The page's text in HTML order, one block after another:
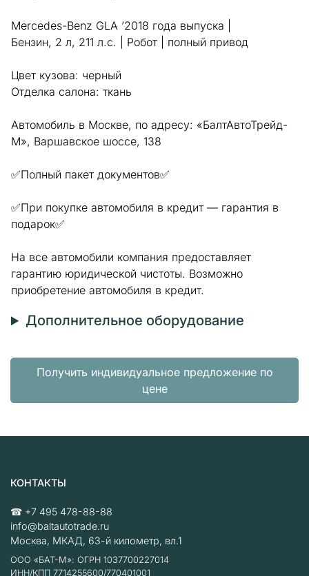
Mercedes-Benz GLA ’2018 года выпуска |
Бензин, 2 л, 211 л.с. | Робот | полный привод
Цвет кузова: черный
Отделка салона: ткань
Автомобиль в Москве, по адресу: «БалтАвтоТрейд-
М», Варшавское шоссе, 138
✅Полный пакет документов✅
✅При покупке автомобиля в кредит — гарантия в
подарок✅
На все автомобили компания предоставляет
гарантию юридической чистоты. Возможно
приобретение автомобиля в кредит.
Дополнительное оборудование
Получить индивидуальное предложение по
цене
КОНТАКТЫ
☎ +7 495 478-88-88
info@baltautotrade.ru
Москва, МКАД, 63-й километр, вл.1
ООО «БАТ-М»: ОГРН 1037700227014
ИНН/КПП 7714255600/770401001